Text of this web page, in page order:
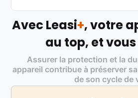
Avec Leasi+, votre
au top, et
Assurer la protection et la
appareil contribue à préserver
de son cycle de